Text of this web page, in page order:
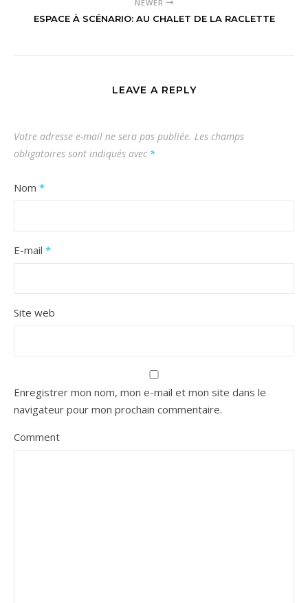
NEWER
ESPACE À SCÉNARIO: AU CHALET DE LA RACLETTE
LEAVE A REPLY
Votre adresse e-mail ne sera pas publiée. Les champs
obligatoires sont indiqués avec *
Nom *
E-mail *
Site web
Enregistrer mon nom, mon e-mail et mon site dans le
navigateur pour mon prochain commentaire.
Comment